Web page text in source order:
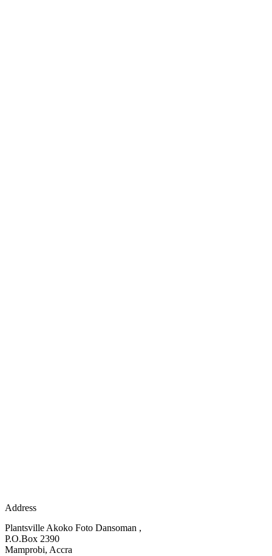
Address
Plantsville Akoko Foto Dansoman ,
P.O.Box 2390
Mamprobi, Accra